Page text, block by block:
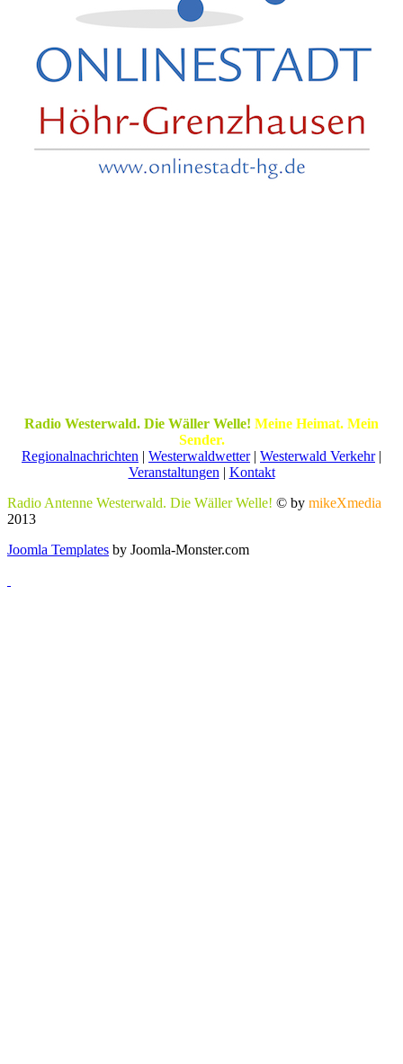
Radio Westerwald. Die Wäller Welle! Meine Heimat. Mein
Sender.
Regionalnachrichten | Westerwaldwetter| Westerwald Verkehr|
Veranstaltungen | Kontakt
Radio Antenne Westerwald. Die Wäller Welle! © by mikeXmedia
2013
Joomla Templates by Joomla-Monster.com